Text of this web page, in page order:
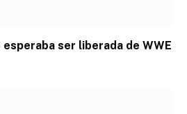
ser liberada de WWE